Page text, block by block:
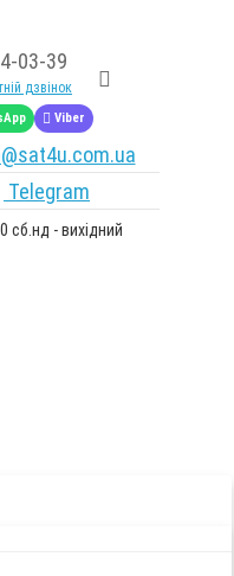
03-39
дзвінок
Viber
Telegram
сб.нд - вихідний